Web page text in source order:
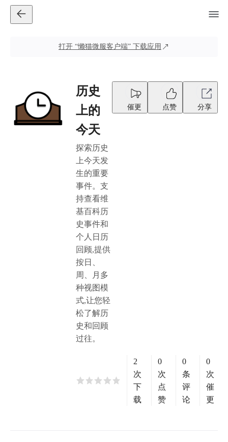
打开 “懒猫微服客户端” 下载应用
历史
上的
今天
探索历史
上今天发
生的重要
事件。支
持查看维
基百科历
史事件和
个人日历
回顾,提供
按日、
周、月多
种视图模
式,让您轻
松了解历
史和回顾
过往。
催更 点赞 分享
2
次
下
载
0
次
点
赞
0
条
评
论
0
次
催
更